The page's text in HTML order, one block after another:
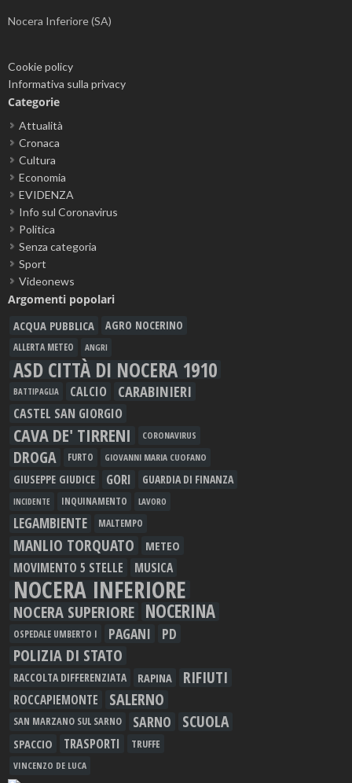
Nocera Inferiore (SA)
Cookie policy
Informativa sulla privacy
Categorie
Attualità
Cronaca
Cultura
Economia
EVIDENZA
Info sul Coronavirus
Politica
Senza categoria
Sport
Videonews
Argomenti popolari
ACQUA PUBBLICA AGRO NOCERINO
ALLERTA METEO ANGRI
ASD CITTÀ DI NOCERA 1910
BATTIPAGLIA CALCIO CARABINIERI
CASTEL SAN GIORGIO
CAVA DE' TIRRENI CORONAVIRUS
DROGA FURTO GIOVANNI MARIA CUOFANO
GIUSEPPE GIUDICE GORI GUARDIA DI FINANZA
INCIDENTE INQUINAMENTO LAVORO
LEGAMBIENTE MALTEMPO
MANLIO TORQUATO METEO
MOVIMENTO 5 STELLE MUSICA
NOCERA INFERIORE
NOCERA SUPERIORE NOCERINA
OSPEDALE UMBERTO I PAGANI PD
POLIZIA DI STATO
RACCOLTA DIFFERENZIATA RAPINA RIFIUTI
ROCCAPIEMONTE SALERNO
SAN MARZANO SUL SARNO SARNO SCUOLA
SPACCIO TRASPORTI TRUFFE
VINCENZO DE LUCA